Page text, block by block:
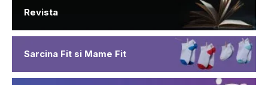
Revista
Sarcina Fit si Mame Fit